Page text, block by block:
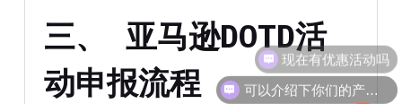
三、 亚马逊DOTD活
动申报流程
现在有优惠活动吗